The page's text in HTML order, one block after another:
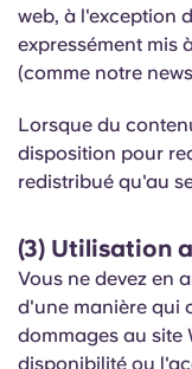
web, à l'exception
expressément mis
(comme notre
Lorsque du
disposition pour
redistribué qu'au
(3) Utilisation
Vous ne devez en
d'une manière qui
dommages au site
disponibilité ou